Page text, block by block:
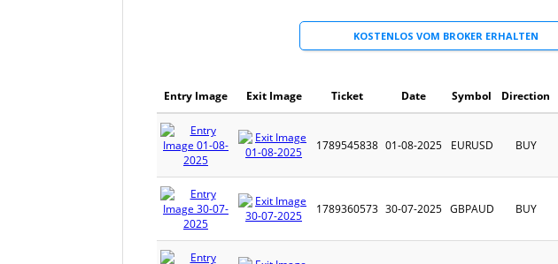
KOSTENLOS VOM BROKER ERHALTEN